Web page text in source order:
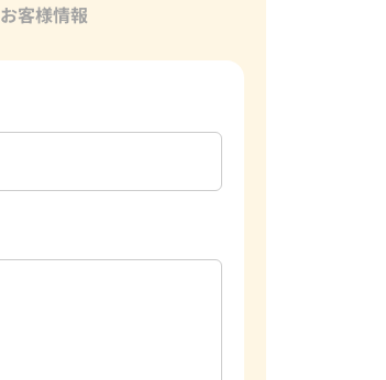
お客様情報